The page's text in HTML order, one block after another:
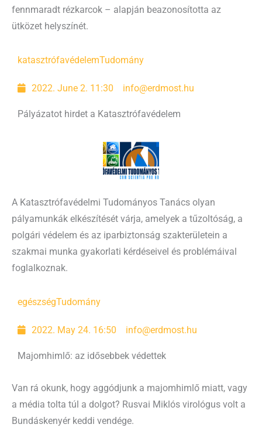
fennmaradt rézkarcok – alapján beazonosította az
ütközet helyszínét.
katasztrófavédelemTudomány
2022. June 2. 11:30 info@erdmost.hu
Pályázatot hirdet a Katasztrófavédelem
A Katasztrófavédelmi Tudományos Tanács olyan
pályamunkák elkészítését várja, amelyek a tűzoltóság, a
polgári védelem és az iparbiztonság szakterületein a
szakmai munka gyakorlati kérdéseivel és problémáival
foglalkoznak.
egészségTudomány
2022. May 24. 16:50 info@erdmost.hu
Majomhimlő: az idősebbek védettek
Van rá okunk, hogy aggódjunk a majomhimlő miatt, vagy
a média tolta túl a dolgot? Rusvai Miklós virológus volt a
Bundáskenyér keddi vendége.